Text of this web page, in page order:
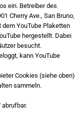
ein. Betreiber des
Cherry Ave., San Bruno,
dem YouTube Plaketten
hergestellt. Dabei
besucht.
kann YouTube
Cookies (siehe oben)
sammeln.